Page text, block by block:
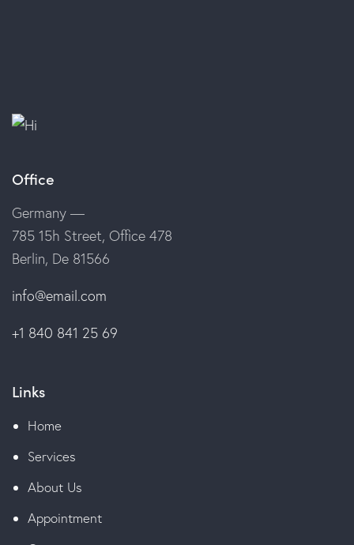
Office
Germany —
785 15h Street, Office 478
Berlin, De 81566
info@email.com
+1 840 841 25 69
Links
Home
Services
About Us
Appointment